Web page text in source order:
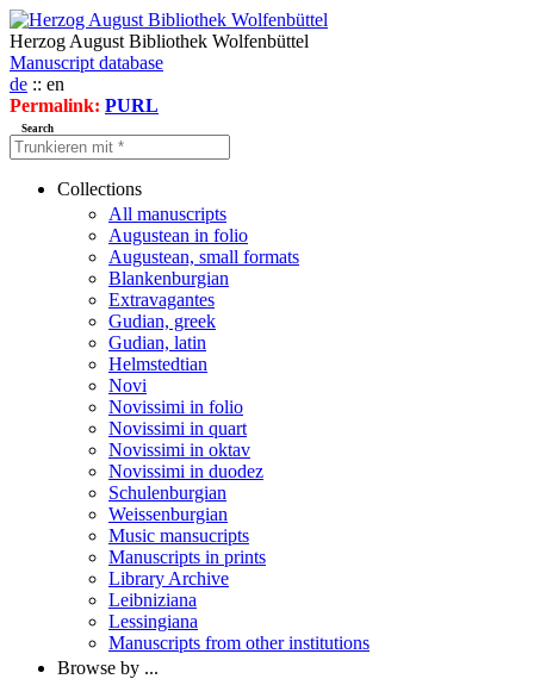
Herzog August Bibliothek Wolfenbüttel
Manuscript database
de :: en
Permalink: PURL
Search
Collections
All manuscripts
Augustean in folio
Augustean, small formats
Blankenburgian
Extravagantes
Gudian, greek
Gudian, latin
Helmstedtian
Novi
Novissimi in folio
Novissimi in quart
Novissimi in oktav
Novissimi in duodez
Schulenburgian
Weissenburgian
Music mansucripts
Manuscripts in prints
Library Archive
Leibniziana
Lessingiana
Manuscripts from other institutions
Browse by ...